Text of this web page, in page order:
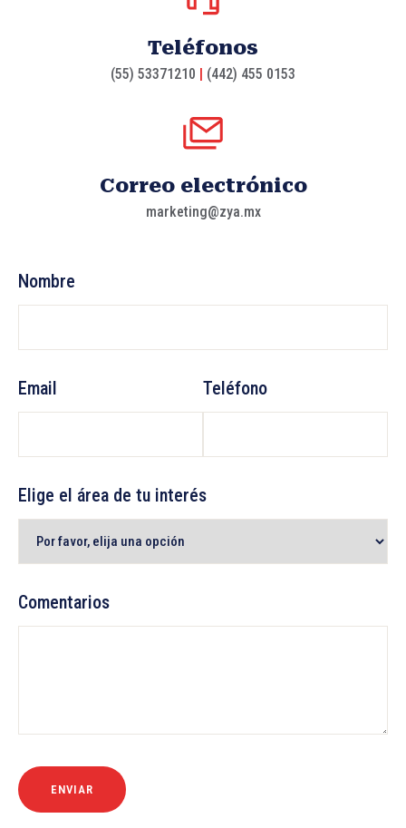
Teléfonos
(55) 53371210 | (442) 455 0153
Correo electrónico
marketing@zya.mx
Nombre
Email Teléfono
Elige el área de tu interés
Comentarios